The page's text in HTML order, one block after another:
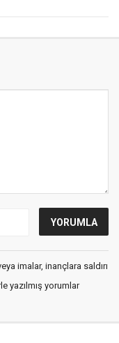
imalar, inançlara saldırı
yazılmış yorumlar